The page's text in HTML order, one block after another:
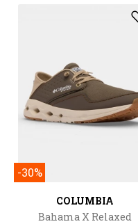
-30%
COLUMBIA
Bahama X Relaxed